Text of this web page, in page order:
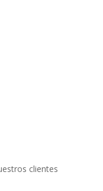
clientes